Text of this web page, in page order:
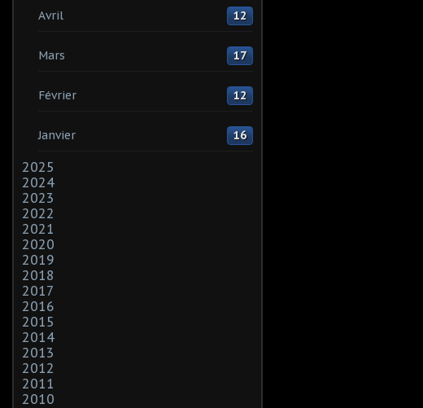
Avril 12
Mars 17
Février 12
Janvier 16
2025
2024
2023
2022
2021
2020
2019
2018
2017
2016
2015
2014
2013
2012
2011
2010